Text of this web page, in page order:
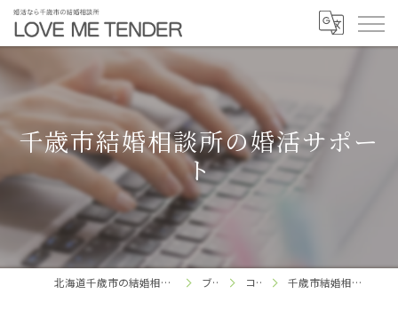
千歳市結婚相談所の婚活サポー
ト
北海道千歳市の結婚相談所ならLOVE ME TENDER ブログ コラム 千歳市結婚相談所の婚活サポート